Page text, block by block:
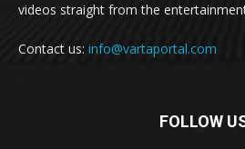
videos straight from the
Contact us: info@vartaportal.com
FOLLOW